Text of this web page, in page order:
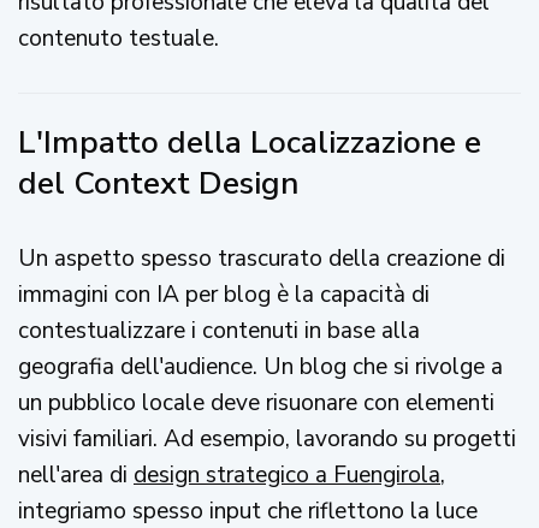
contenuto testuale.
L'Impatto della Localizzazione e
del Context Design
Un aspetto spesso trascurato della creazione di
immagini con IA per blog è la capacità di
contestualizzare i contenuti in base alla
geografia dell'audience. Un blog che si rivolge a
un pubblico locale deve risuonare con elementi
visivi familiari. Ad esempio, lavorando su progetti
nell'area di design strategico a Fuengirola,
integriamo spesso input che riflettono la luce